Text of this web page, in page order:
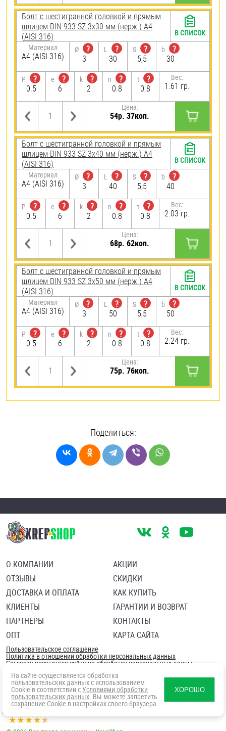
Болт с шестигранной головкой и прямым
шлицем DIN 933 SZ 3х30 мм (нерж.) A4
(AISI 316)
Материал
A4 (AISI 316)
Ø
?
3
L
?
30
S
?
5,5
b
?
30
P
?
0.5
e
?
6
k
?
2
n
?
0.8
t
?
0.8
Вес:
1.61 гр.
Цена:
54р. 37коп.
В СПИСОК
Болт с шестигранной головкой и прямым
шлицем DIN 933 SZ 3х40 мм (нерж.) A4
(AISI 316)
Материал
A4 (AISI 316)
Ø
?
3
L
?
40
S
?
5,5
b
?
40
P
?
0.5
e
?
6
k
?
2
n
?
0.8
t
?
0.8
Вес:
2.03 гр.
Цена:
68р. 62коп.
В СПИСОК
Болт с шестигранной головкой и прямым
шлицем DIN 933 SZ 3х50 мм (нерж.) A4
(AISI 316)
Материал
A4 (AISI 316)
Ø
?
3
L
?
50
S
?
5,5
b
?
50
P
?
0.5
e
?
6
k
?
2
n
?
0.8
t
?
0.8
Вес:
2.24 гр.
Цена:
75р. 76коп.
В СПИСОК
Поделиться:
О КОМПАНИИ
ОТЗЫВЫ
ДОСТАВКА И ОПЛАТА
КЛИЕНТЫ
ПАРТНЕРЫ
ОПТ
АКЦИИ
СКИДКИ
КАК КУПИТЬ
ГАРАНТИИ И ВОЗВРАТ
КОНТАКТЫ
КАРТА САЙТА
Пользовательское соглашение
Политика в отношении обработки персональных данных
Согласие посетителя сайта на обработку персональных данны
На сайте осуществляется обработка
пользовательских данных с использованием
Cookie в соответствии с Условиями обработки
пользовательских данных. Вы можете запретить
сохранение Cookie в настройках своего браузера.
ХОРОШО